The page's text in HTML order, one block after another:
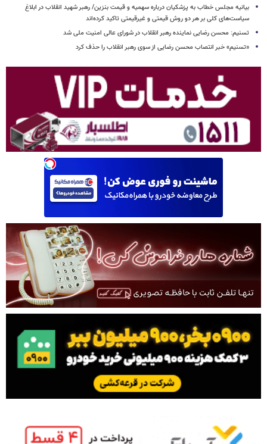
بیانیه مجلس خطاب به پزشکیان درباره سهمیه و قیمت بنزین/ رهبر شهید انقلاب در ابلاغ
سیاست‌های کلی بر هر دو روش قیمتی و غیرقیمتی تاکید کرده‌اند
تسنیم: محسن رضایی نماینده رهبر انقلاب در شورای عالی امنیت ملی شد
«تسنیم» خبر انتصاب محسن رضایی از سوی رهبر انقلاب را حذف کرد